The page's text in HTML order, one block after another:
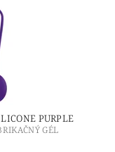
PURPLE
GÉL